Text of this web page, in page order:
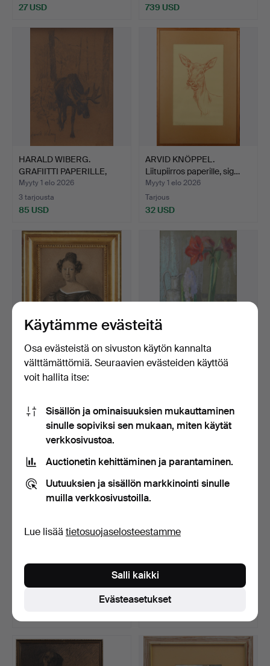
27 USD 739 USD
HARALD WIBERG.
GRAFIITTI PAPERILLE,
HIRVI,…
Myyty 1 elo 2026
3 tarjousta
85 USD
ARVID KNÖPPEL.
Liitupiirros paperille, sig…
Myyty 1 elo 2026
Tarjous
32 USD
OKÄND KONSTNÄR.
Kreivitär Eva Lovisa Hamil…
106 USD
OIDENTIFIERAD
32 USD
PELLE ÅBERG.
tus…
Myyty 31 heinä 2026
LARS MILLHAGEN (1936-
1996): Kompositio, si…
Myyty 31 heinä 2026
6 tarjousta
Käytämme evästeitä
Osa evästeistä on sivuston käytön kannalta
välttämättömiä. Seuraavien evästeiden käyttöä
voit hallita itse:
Sisällön ja ominaisuuksien mukauttaminen
sinulle sopiviksi sen mukaan, miten käytät
verkkosivustoa.
Auctionetin kehittäminen ja parantaminen.
Uutuuksien ja sisällön markkinointi sinulle
muilla verkkosivustoilla.
Lue lisää tietosuojaselosteestamme
Evästeasetukset
Salli kaikki